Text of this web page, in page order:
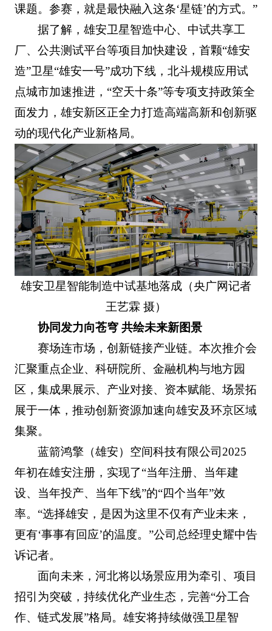
课题。参赛，就是最快融入这条‘星链’的方式。”
据了解，雄安卫星智造中心、中试共享工
厂、公共测试平台等项目加快建设，首颗“雄安
造”卫星“雄安一号”成功下线，北斗规模应用试
点城市加速推进，“空天十条”等专项支持政策全
面发力，雄安新区正全力打造高端高新和创新驱
动的现代化产业新格局。
雄安卫星智能制造中试基地落成（央广网记者
王艺霖 摄）
协同发力向苍穹 共绘未来新图景
赛场连市场，创新链接产业链。本次推介会
汇聚重点企业、科研院所、金融机构与地方园
区，集成果展示、产业对接、资本赋能、场景拓
展于一体，推动创新资源加速向雄安及环京区域
集聚。
蓝箭鸿擎（雄安）空间科技有限公司2025
年初在雄安注册，实现了“当年注册、当年建
设、当年投产、当年下线”的“四个当年”效
率。“选择雄安，是因为这里不仅有产业未来，
更有‘事事有回应’的温度。”公司总经理史耀中告
诉记者。
面向未来，河北将以场景应用为牵引、项目
招引为突破，持续优化产业生态，完善“分工合
作、链式发展”格局。雄安将持续做强卫星智